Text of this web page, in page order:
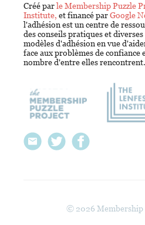
Créé parle Membership Puzzle
Institute, et financé parGoogle
l'adhésion est un centre de
des conseils pratiques et diverses
modèles d'adhésion en vue
face aux problèmes de confiance
nombre d'entre elles rencontrent.
© 2026 Membership